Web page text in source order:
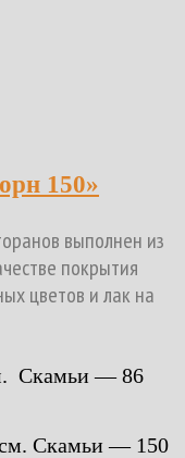
150»
выполнен из
покрытия
цветов и лак на
Скамьи — 86
Скамьи — 150